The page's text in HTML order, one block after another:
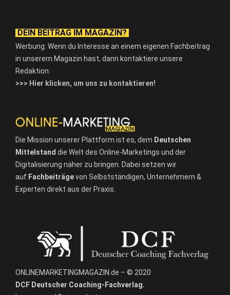
DEIN BEITRAG IM MAGAZIN?
Werbung: Wenn du Interesse an einem eigenen Fachbeitrag
in unserem Magazin hast, dann kontaktiere unsere
Redaktion:
>>> Hier klicken, um uns zu kontaktieren!
Die Mission unserer Plattform ist es, dem Deutschen
Mittelstand die Welt des Online-Marketings und der
Digitalisierung näher zu bringen. Dabei setzen wir
auf Fachbeiträgevon Selbstständigen, Unternehmern &
Experten direkt aus der Praxis.
ONLINEMARKETINGMAGAZIN.de – © 2020
DCF Deutscher Coaching-Fachverlag.